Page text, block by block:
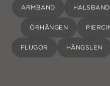
ARMBAND HALSBAND
ÖRHÄNGEN
FLUGOR HÄNGSLEN